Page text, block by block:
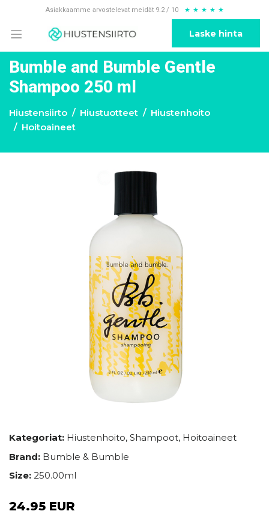
Asiakkaamme arvostelevat meidät 9.2 / 10 ★ ★ ★ ★ ★
Laske hinta
Bumble and Bumble Gentle
Shampoo 250 ml
Hiustensiirto Hiustuotteet
Hiustenhoito
Hoitoaineet
Kategoriat: Hiustenhoito, Shampoot, Hoitoaineet
Brand: Bumble & Bumble
Size: 250.00ml
24.95 EUR